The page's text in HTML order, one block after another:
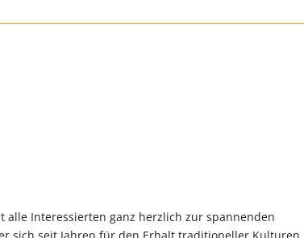
alle Interessierten ganz herzlich zur spannenden